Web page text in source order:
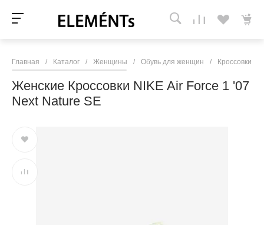
Главная / Каталог / Женщины / Обувь для женщин / Кроссовки и
Женские Кроссовки NIKE Air Force 1 '07
Next Nature SE